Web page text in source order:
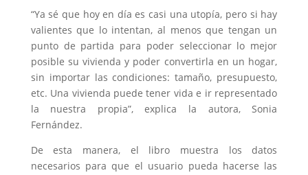
“Ya sé que hoy en día es casi una utopía, pero si hay
valientes que lo intentan, al menos que tengan un
punto de partida para poder seleccionar lo mejor
posible su vivienda y poder convertirla en un hogar,
sin importar las condiciones: tamaño, presupuesto,
etc. Una vivienda puede tener vida e ir representado
la nuestra propia”, explica la autora, Sonia
Fernández.
De esta manera, el libro muestra los datos
necesarios para que el usuario pueda hacerse las